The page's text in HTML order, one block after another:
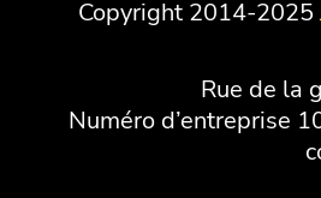
Copyright 2014-2025
Rue de la
Numéro d’entreprise